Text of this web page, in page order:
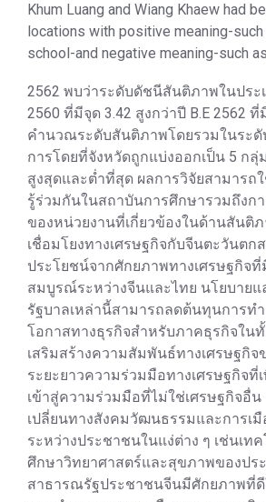
Khum Luang and Wiang Khaew had
locations with positive meaning-such
school-and negative meaning-such
2562 พบว่าระดับดัชนีสันติภาพในประ
2560 ที่มีจุด 3.42 สูงกว่าปี B.E 2562 ที่
คำนวณระดับสันติภาพโดยรวมในระดั
การโดยที่จังหวัดถูกแบ่งออกเป็น 5 ก
สูงสุดและต่ำที่สุด ผลการวิจัยสามารถ
รู้ร่วมกันในสถาบันการศึกษารวมถึงก
ของหน่วยงานที่เกี่ยวข้องในด้านสันติ
เชื่อมโยงทางเศรษฐกิจกับจีนตะวันตก
ประโยชน์จากศักยภาพทางเศรษฐกิจ
สมบูรณ์ระหว่างจีนและไทย นโยบายแ
รัฐบาลเหล่านี้สามารถลดต้นทุนการท
โอกาสทางธุรกิจสำหรับภาคธุรกิจในทั้
เสริมสร้างความสัมพันธ์ทางเศรษฐกิจ
ระยะยาวความร่วมมือทางเศรษฐกิจ
เข้าสู่ความร่วมมือที่ไม่ใช่เศรษฐกิจอื่น
เปลี่ยนทางสังคมวัฒนธรรมและการเ
ระหว่างประชาชนในแง่ต่าง ๆ เช่นเท
ศึกษาวิทยาศาสตร์และสุขภาพของปร
สาธารณรัฐประชาชนจีนมีศักยภาพที่ดี